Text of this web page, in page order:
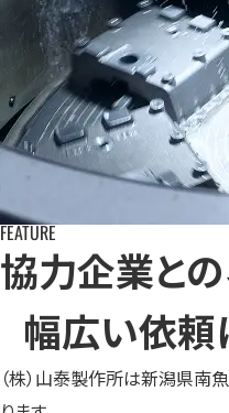
FEATURE
協力企業と
幅広い依頼
（株）山泰製作所は新潟県